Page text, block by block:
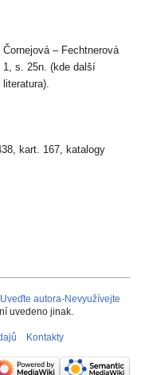
Čornejová – Fechtnerová
1, s. 25n. (kde další
literatura).
kart. 167, katalogy
autora-Nevyužívejte
uvedeno jinak.
Kontakty